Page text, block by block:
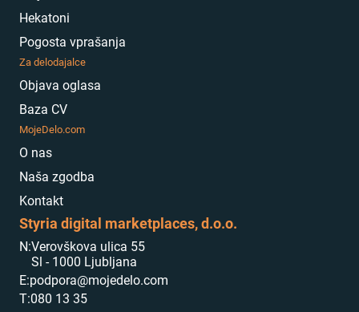
Hekatoni
Pogosta vprašanja
Za delodajalce
Objava oglasa
Baza CV
MojeDelo.com
O nas
Naša zgodba
Kontakt
Styria digital marketplaces, d.o.o.
N:Verovškova ulica 55
Sl - 1000 Ljubljana
E:podpora@mojedelo.com
T:080 13 35